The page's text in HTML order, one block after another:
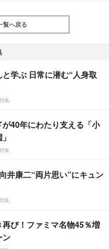
覧へ戻る
学ぶ 日常に潜む“人身取
集
40年にわたり支える「小
集
井康二“両片思い”にキュン
集
び！ファミマ名物45％増
ン